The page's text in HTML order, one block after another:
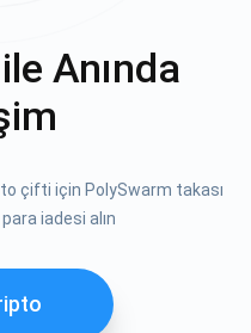
Anında
çifti için PolySwarm takası
iadesi alın